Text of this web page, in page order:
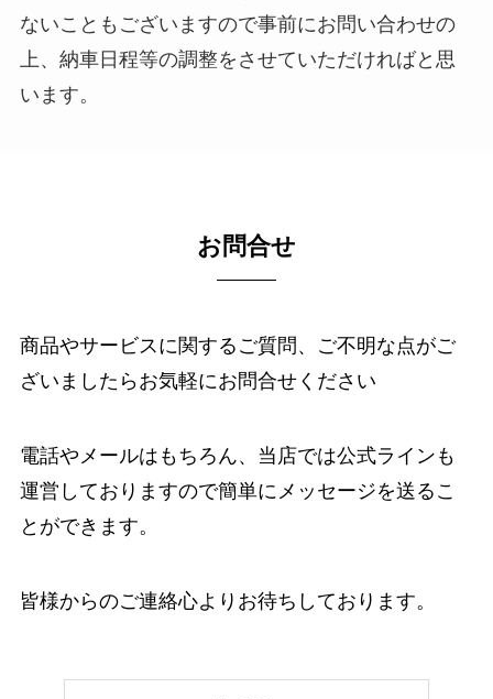
ないこともございますので事前にお問い合わせの
上、納車日程等の調整をさせていただければと思
います。
お問合せ
商品やサービスに関するご質問、ご不明な点がご
ざいましたらお気軽にお問合せください
電話やメールはもちろん、当店では公式ラインも
運営しておりますので簡単にメッセージを送るこ
とができます。
皆様からのご連絡心よりお待ちしております。